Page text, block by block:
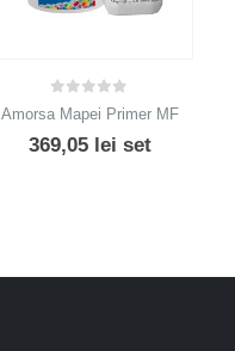
0out of 5
Amorsa Mapei Primer MF
369,05 lei set